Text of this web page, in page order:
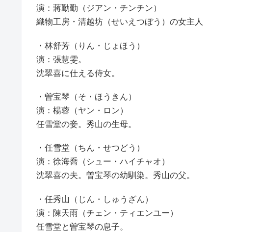
演：蔣勤勤（ジアン・チンチン）
織物工房・清越坊（せいえつぼう）の女主人
・林舒芳（りん・じょほう）
演：張慧雯。
沈翠喜に仕える侍女。
・曽宝琴（そ・ほうきん）
演：楊蓉（ヤン・ロン）
任雪堂の妾。秀山の生母。
・任雪堂（ちん・せつどう）
演：徐海喬（シュー・ハイチャオ）
沈翠喜の夫。曽宝琴の幼馴染。秀山の父。
・任秀山（じん・しゅうざん）
演：陳天雨（チェン・ティエンユー）
任雪堂と曽宝琴の息子。